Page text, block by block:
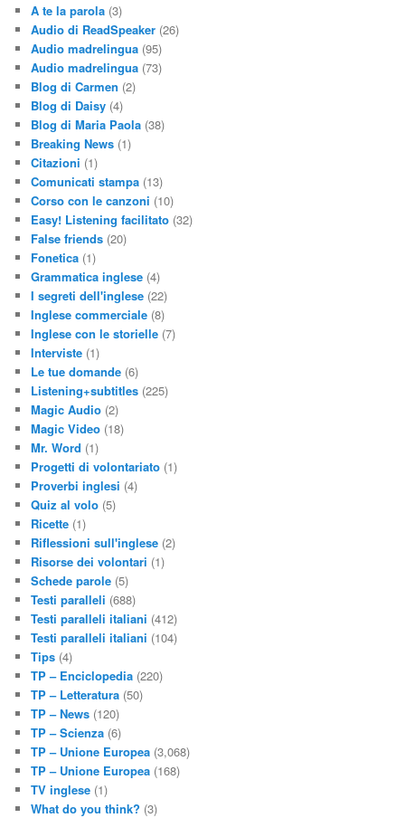
A te la parola (3)
Audio di ReadSpeaker (26)
Audio madrelingua (95)
Audio madrelingua (73)
Blog di Carmen (2)
Blog di Daisy (4)
Blog di Maria Paola (38)
Breaking News (1)
Citazioni (1)
Comunicati stampa (13)
Corso con le canzoni (10)
Easy! Listening facilitato (32)
False friends (20)
Fonetica (1)
Grammatica inglese (4)
I segreti dell'inglese (22)
Inglese commerciale (8)
Inglese con le storielle (7)
Interviste (1)
Le tue domande (6)
Listening+subtitles (225)
Magic Audio (2)
Magic Video (18)
Mr. Word (1)
Progetti di volontariato (1)
Proverbi inglesi (4)
Quiz al volo (5)
Ricette (1)
Riflessioni sull'inglese (2)
Risorse dei volontari (1)
Schede parole (5)
Testi paralleli (688)
Testi paralleli italiani (412)
Testi paralleli italiani (104)
Tips (4)
TP – Enciclopedia (220)
TP – Letteratura (50)
TP – News (120)
TP – Scienza (6)
TP – Unione Europea (3,068)
TP – Unione Europea (168)
TV inglese (1)
What do you think? (3)